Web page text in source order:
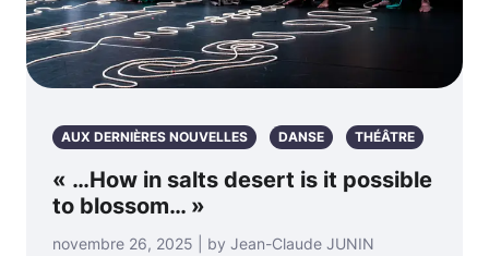
AUX DERNIÈRES NOUVELLES DANSE THÉÂTRE
« …How in salts desert is it possible
to blossom… »
novembre 26, 2025 | by Jean-Claude JUNIN